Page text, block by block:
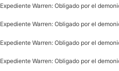
Expediente Warren: Obligado por el
Expediente Warren: Obligado por el
Expediente Warren: Obligado por el
Expediente Warren: Obligado por el